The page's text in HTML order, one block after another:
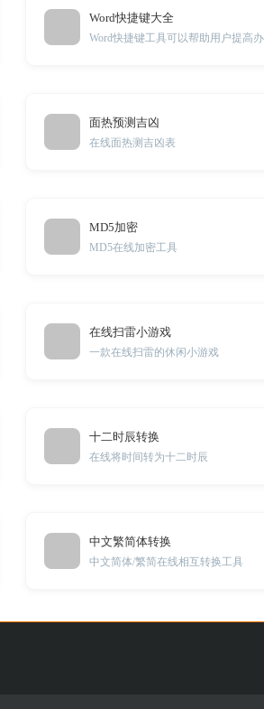
Word快捷键大全
面热预测吉凶
在线面热测吉凶表
MD5加密
MD5在线加密工具
在线扫雷小游戏
一款在线扫雷的休闲小游戏
十二时辰转换
在线将时间转为十二时辰
中文繁简体转换
中文简体/繁简在线相互转换工具